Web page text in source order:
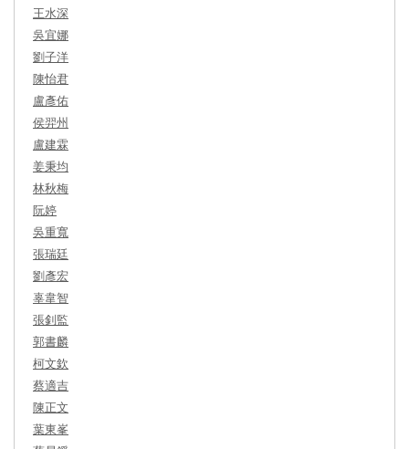
王水深
吳宜娜
劉子洋
陳怡君
盧彥佑
侯羿州
盧建霖
姜秉均
林秋梅
阮婷
吳重寬
張瑞廷
劉彥宏
辜韋智
張釗監
郭書麟
柯文欽
蔡適吉
陳正文
葉東峯